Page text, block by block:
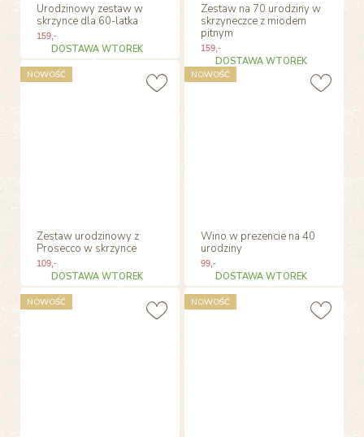
Urodzinowy zestaw w
skrzynce dla 60-latka
159,-
DOSTAWA WTOREK
Zestaw na 70 urodziny w
skrzyneczce z miodem
pitnym
159 ,-
DOSTAWA WTOREK
Zestaw urodzinowy z
Prosecco w skrzynce
109,-
DOSTAWA WTOREK
NOWOŚĆ
Wino w prezencie na 40
urodziny
99 ,-
DOSTAWA WTOREK
NOWOŚĆ
NOWOŚĆ NOWOŚĆ